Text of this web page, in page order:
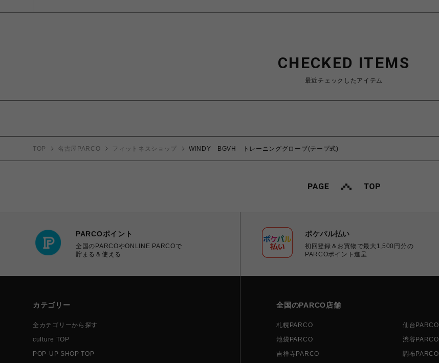
CHECKED ITEMS
最近チェックしたアイテム
TOP 名古屋PARCO フィットネスショップ WINDY BGVH トレーニンググローブ(テープ式)
PARCOポイント
全国のPARCOやONLINE PARCOで
貯まる＆使える
ポケパル払い
初回登録＆お買物で最大1,500円分の
PARCOポイント進呈
カテゴリー
全カテゴリーから探す
culture TOP
POP-UP SHOP TOP
全国のPARCO店舗
札幌PARCO 仙台PARCO
池袋PARCO
渋谷PARCO
吉祥寺PARCO
調布PARCO